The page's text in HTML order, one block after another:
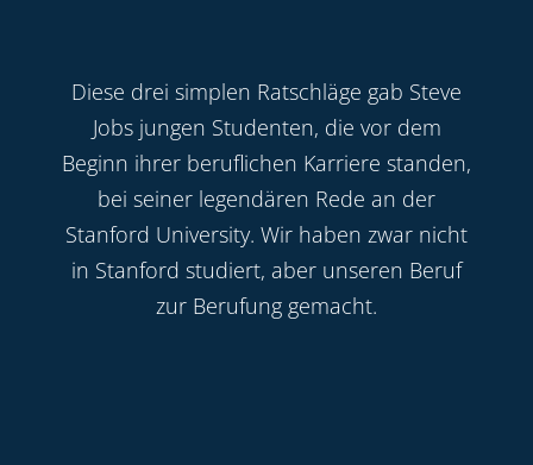
Diese drei simplen Ratschläge gab Steve
Jobs jungen Studenten, die vor dem
Beginn ihrer beruflichen Karriere standen,
bei seiner legendären Rede an der
Stanford University. Wir haben zwar nicht
in Stanford studiert, aber unseren Beruf
zur Berufung gemacht.